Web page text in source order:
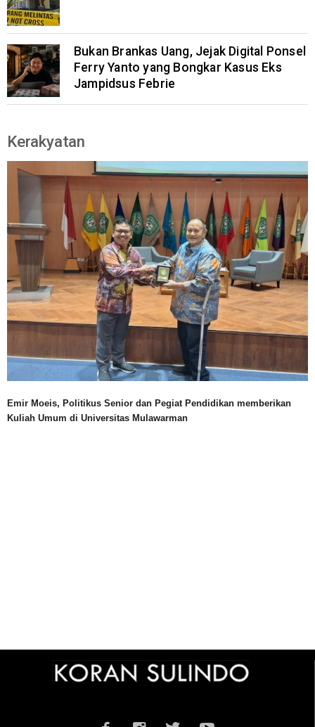
Bukan Brankas Uang, Jejak Digital Ponsel
Ferry Yanto yang Bongkar Kasus Eks
Jampidsus Febrie
Kerakyatan
Emir Moeis, Politikus Senior dan Pegiat Pendidikan memberikan
Kuliah Umum di Universitas Mulawarman